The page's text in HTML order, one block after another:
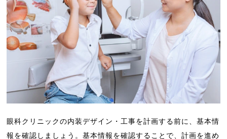
眼科クリニックの内装デザイン・工事を計画する前に、基本情
報を確認しましょう。基本情報を確認することで、計画を進め